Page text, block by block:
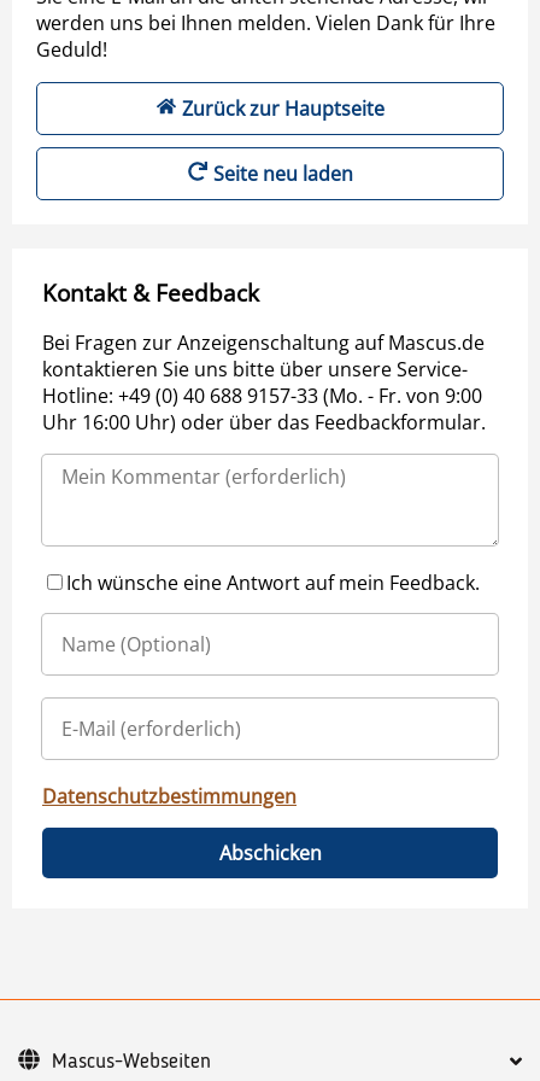
werden uns bei Ihnen melden. Vielen Dank für Ihre
Geduld!
Zurück zur Hauptseite
Seite neu laden
Kontakt & Feedback
Bei Fragen zur Anzeigenschaltung auf Mascus.de
kontaktieren Sie uns bitte über unsere Service-
Hotline: +49 (0) 40 688 9157-33 (Mo. - Fr. von 9:00
Uhr 16:00 Uhr) oder über das Feedbackformular.
Ich wünsche eine Antwort auf mein Feedback.
Datenschutzbestimmungen
Abschicken
Mascus-Webseiten